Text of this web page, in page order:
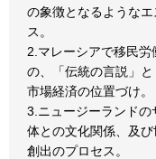
の象徴となるような
ス。
2.マレーシアで移民労
の、「伝統の言説」
市場経済の位置づけ。
3.ニュージーランド
体との文化関係、及
創出のプロセス。